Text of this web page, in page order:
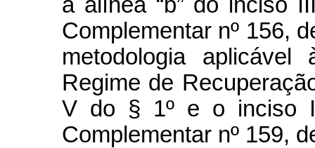
Complementar nº 156,
metodologia
Regime de
V do § 1º e o inciso
Complementar nº 159,